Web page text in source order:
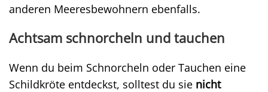
anderen Meeresbewohnern ebenfalls.
Achtsam schnorcheln und tauchen
Wenn du beim Schnorcheln oder Tauchen eine
Schildkröte entdeckst, solltest du sie nicht